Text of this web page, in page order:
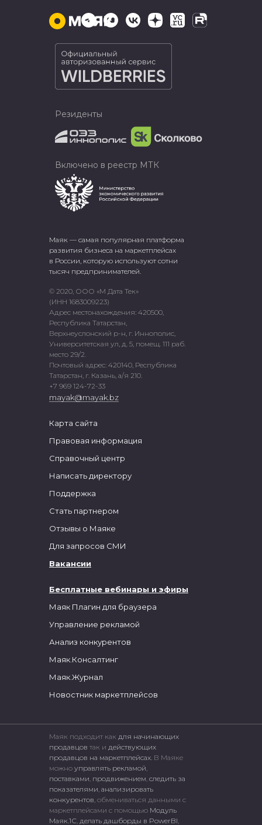
Маяк — самая популярная платформа
развития бизнеса на маркетплейсах
в России, которую используют сотни
тысяч предпринимателей.
© 2020, ООО «М Дата Тек»
(ИНН 1683009223)
Адрес местонахождения: 420500,
Республика Татарстан,
Верхнеуслонский р-н, г. Иннополис,
Университетская ул, д. 5, помещ. 111 раб.
место 29/2.
Почтовый адрес: 420140, Республика
Татарстан, г. Казань, а/я 210.
+7 969 124-72-33
mayak@mayak.bz
Бесплатные вебинары и эфиры
Маяк Плагин для браузера
Управление рекламой
Анализ конкурентов
Маяк.Консалтинг
Маяк.Журнал
Новостник маркетплейсов
Карта сайта
Правовая информация
Справочный центр
Написать директору
Поддержка
Стать партнером
Отзывы о Маяке
Для запросов СМИ
Вакансии
Резиденты
Включено в реестр МТК
Маяк подходит как для начинающих
продавцов так и действующих
продавцов на маркетплейсах. В Маяке
можно управлять рекламой,
поставками, продвижением, следить за
показателями, анализировать
конкурентов, обмениваться данными с
маркетплейсами c помощью Модуль
Маяк.1С, делать дашборды в PowerBI,